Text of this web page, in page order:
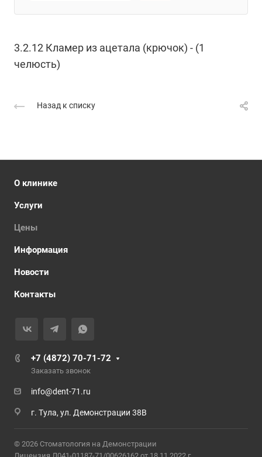
3.2.12 Кламер из ацетала (крючок) - (1
челюсть)
Назад к списку
О клинике
Услуги
Цены
Информация
Новости
Контакты
+7 (4872) 70-71-72
Заказать звонок
info@dent-71.ru
г. Тула, ул. Демонстрации 38В
© 2026 Стоматология на Демонстрации